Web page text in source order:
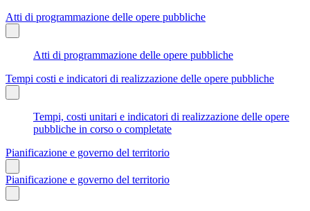
Atti di programmazione delle opere pubbliche
Atti di programmazione delle opere pubbliche
Tempi costi e indicatori di realizzazione delle opere pubbliche
Tempi, costi unitari e indicatori di realizzazione delle opere
pubbliche in corso o completate
Pianificazione e governo del territorio
Pianificazione e governo del territorio